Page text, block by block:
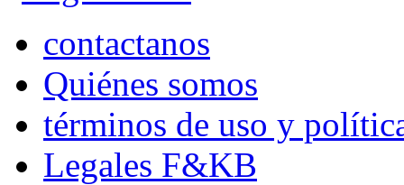
contactanos
Quiénes somos
términos de uso y
Legales F&KB